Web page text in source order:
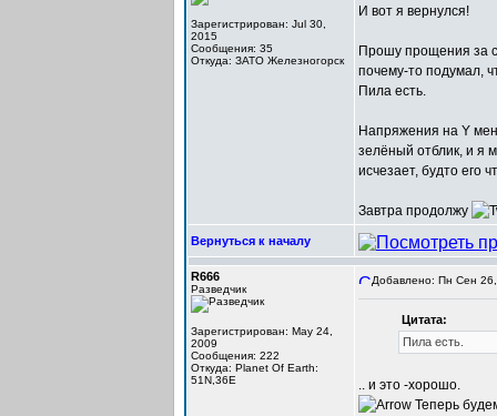
Зарегистрирован: Jul 30,
2015
Сообщения: 35
Откуда: ЗАТО Железногорск
И вот я вернулся!
Прошу прощения за
почему-то подумал,
Пила есть.
Напряжения на Y
зелёный отблик, и я
исчезает, будто его
Завтра продолжу
Вернуться к началу
R666
Разведчик
Зарегистрирован: May 24,
2009
Сообщения: 222
Откуда: Planet Of Earth:
51N,36E
Добавлено: Пн Сен
Цитата:
Пила есть.
.. и это -хорошо.
Теперь